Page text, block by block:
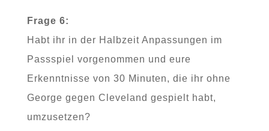
Frage 6:
Habt ihr in der Halbzeit Anpassungen im
Passspiel vorgenommen und eure
Erkenntnisse von 30 Minuten, die ihr ohne
George gegen Cleveland gespielt habt,
umzusetzen?